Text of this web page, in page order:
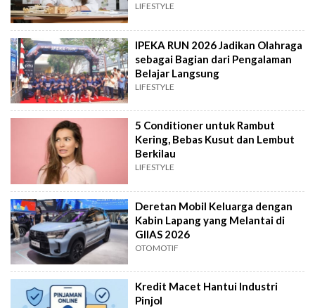
LIFESTYLE
IPEKA RUN 2026 Jadikan Olahraga
sebagai Bagian dari Pengalaman
Belajar Langsung
LIFESTYLE
5 Conditioner untuk Rambut
Kering, Bebas Kusut dan Lembut
Berkilau
LIFESTYLE
Deretan Mobil Keluarga dengan
Kabin Lapang yang Melantai di
GIIAS 2026
OTOMOTIF
Kredit Macet Hantui Industri
Pinjol